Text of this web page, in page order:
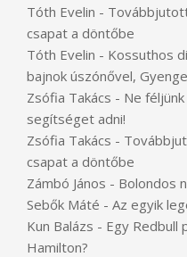
Tóth Evelin -
csapat a döntőbe
Tóth Evelin - Kossuthos
bajnok úszónővel,
Zsófia Takács - Ne
segítséget adni!
Zsófia Takács -
csapat a döntőbe
Zámbó János - Bolondos
Sebők Máté - Az egyik
Kun Balázs - Egy Redbull
Hamilton?